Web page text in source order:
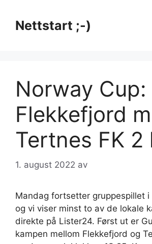
innholdNettstart ;-)
Norway Cup:
Flekkefjord
Tertnes FK 2
1. august 2022 av
Mandag fortsetter gruppespillet i
og vi viser minst to av de lokale
direkte på Lister24. Først ut er
kampen mellom Flekkefjord og